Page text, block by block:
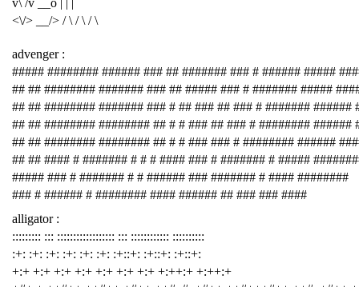
<\/> __/> / \ / \ / \
advenger :
##### ######## ###### ### ## ####### ### # ###### #####
## ## ######## ####### ### ## ##### ### # ####### #####
## ## ######## ####### ### # ## ### ## ### # ####### ######
## ## ######## ######## ## # # ### ## ### # ######## ######
## ## ######## ######## ## # # ### ### # ######## ######
## ## #### # ####### # # # #### ### # ####### # #####
##### ### # ####### # # ###### ### ####### # #### ########
### # ###### # ######## #### ###### ## ### ### ####
alligator :
::::::::: ::: :::::::::::::::::: ::: :::::::::::: ::::::::::
:+: :+: :+: :+: :+: :+: :+::+: :+::+: :+::+:
+:+ +:+ +:+ +:+ +:+ +:+ +:+ +:++:+ +:++:+